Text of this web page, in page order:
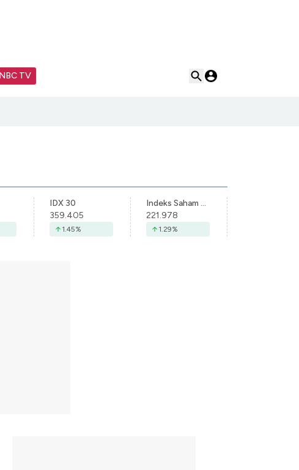
TV
IDX 30
359.405
1.45%
Indeks Saham Syariah Indonesia
221.978
1.29%